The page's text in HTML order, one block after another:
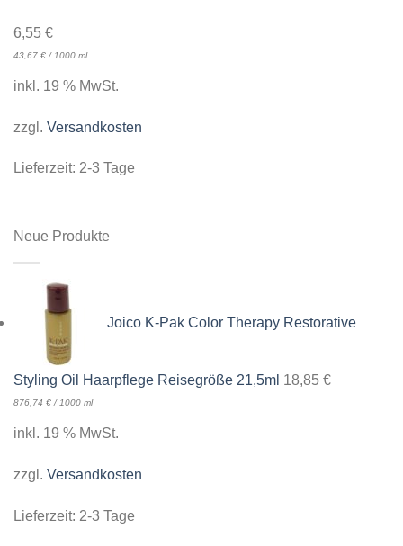
6,55 €
43,67 € / 1000 ml
inkl. 19 % MwSt.
zzgl. Versandkosten
Lieferzeit: 2-3 Tage
Neue Produkte
Joico K-Pak Color Therapy Restorative
Styling Oil Haarpflege Reisegröße 21,5ml 18,85 €
876,74 € / 1000 ml
inkl. 19 % MwSt.
zzgl. Versandkosten
Lieferzeit: 2-3 Tage